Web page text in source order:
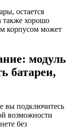
остается
хорошо
корпусом может
модуль
батареи,
вы подключитесь
возможности
без